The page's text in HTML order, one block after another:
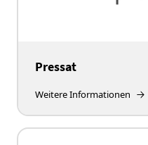
Pressat
Weitere Informationen